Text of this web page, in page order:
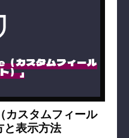
カスタムフィール
）」
カスタムフィール
と表示方法